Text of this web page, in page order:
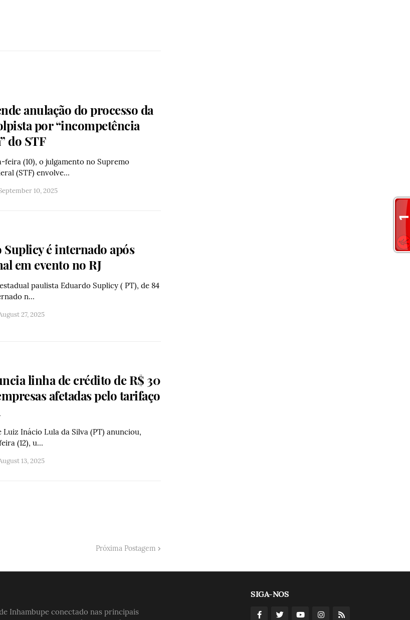
anulação do processo da
por “incompetência
do STF
feira (10), o julgamento no Supremo
(STF) envolve…
10, 2025
Suplicy é internado após
em evento no RJ
paulista Eduardo Suplicy ( PT), de 84
n…
27, 2025
linha de crédito de R$ 30
afetadas pelo tarifaço
Luiz Inácio Lula da Silva (PT) anunciou,
(12), u…
13, 2025
Próxima Postagem
Inhambupe conectado nas principais
SIGA-NOS